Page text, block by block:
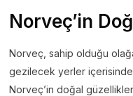
Norveç’in
Norveç, sahip olduğu
gezilecek yerler
Norveç’in doğal